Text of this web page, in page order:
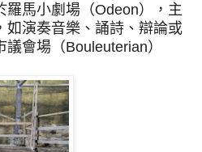
羅馬小劇場（Odeon），主
如演奏音樂、誦詩、辯論或
會場（Bouleuterian）